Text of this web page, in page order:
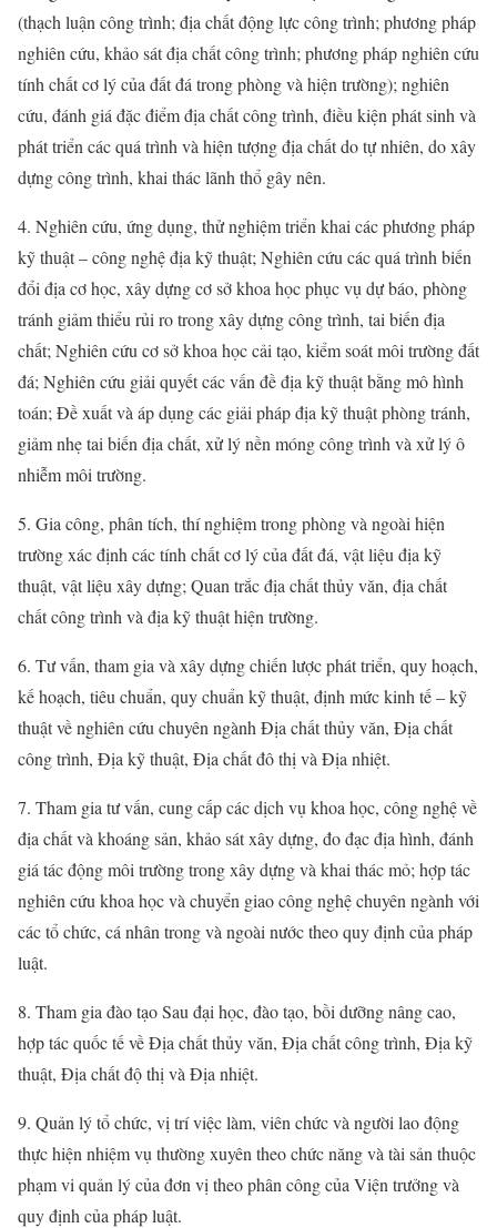
(thạch luận công trình; địa chất động lực công trình; phương pháp
nghiên cứu, khảo sát địa chất công trình; phương pháp nghiên cứu
tính chất cơ lý của đất đá trong phòng và hiện trường); nghiên
cứu, đánh giá đặc điểm địa chất công trình, điều kiện phát sinh và
phát triển các quá trình và hiện tượng địa chất do tự nhiên, do xây
dựng công trình, khai thác lãnh thổ gây nên.
4. Nghiên cứu, ứng dụng, thử nghiệm triển khai các phương pháp
kỹ thuật – công nghệ địa kỹ thuật; Nghiên cứu các quá trình biến
đổi địa cơ học, xây dựng cơ sở khoa học phục vụ dự báo, phòng
tránh giảm thiểu rủi ro trong xây dựng công trình, tai biến địa
chất; Nghiên cứu cơ sở khoa học cải tạo, kiểm soát môi trường đất
đá; Nghiên cứu giải quyết các vấn đề địa kỹ thuật bằng mô hình
toán; Đề xuất và áp dụng các giải pháp địa kỹ thuật phòng tránh,
giảm nhẹ tai biến địa chất, xử lý nền móng công trình và xử lý ô
nhiễm môi trường.
5. Gia công, phân tích, thí nghiệm trong phòng và ngoài hiện
trường xác định các tính chất cơ lý của đất đá, vật liệu địa kỹ
thuật, vật liệu xây dựng; Quan trắc địa chất thủy văn, địa chất
chất công trình và địa kỹ thuật hiện trường.
6. Tư vấn, tham gia và xây dựng chiến lược phát triển, quy hoạch,
kế hoạch, tiêu chuẩn, quy chuẩn kỹ thuật, định mức kinh tế – kỹ
thuật về nghiên cứu chuyên ngành Địa chất thủy văn, Địa chất
công trình, Địa kỹ thuật, Địa chất đô thị và Địa nhiệt.
7. Tham gia tư vấn, cung cấp các dịch vụ khoa học, công nghệ về
địa chất và khoáng sản, khảo sát xây dựng, đo đạc địa hình, đánh
giá tác động môi trường trong xây dựng và khai thác mỏ; hợp tác
nghiên cứu khoa học và chuyển giao công nghệ chuyên ngành với
các tổ chức, cá nhân trong và ngoài nước theo quy định của pháp
luật.
8. Tham gia đào tạo Sau đại học, đào tạo, bồi dưỡng nâng cao,
hợp tác quốc tế về Địa chất thủy văn, Địa chất công trình, Địa kỹ
thuật, Địa chất độ thị và Địa nhiệt.
9. Quản lý tổ chức, vị trí việc làm, viên chức và người lao động
thực hiện nhiệm vụ thường xuyên theo chức năng và tài sản thuộc
phạm vi quản lý của đơn vị theo phân công của Viện trưởng và
quy định của pháp luật.